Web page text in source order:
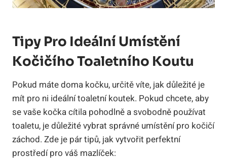
Tipy Pro Ideální Umístění
Kočičího Toaletního Koutu
Pokud máte doma kočku, určitě víte, jak důležité je
mít pro ni ideální toaletní koutek. Pokud chcete, aby
se vaše kočka cítila pohodlně a svobodně používat
toaletu, je důležité vybrat správné umístění pro kočičí
záchod. Zde je pár tipů, jak vytvořit perfektní
prostředí pro váš mazlíček: